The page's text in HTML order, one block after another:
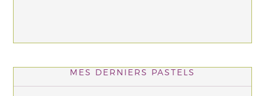
MES DERNIERS PASTELS